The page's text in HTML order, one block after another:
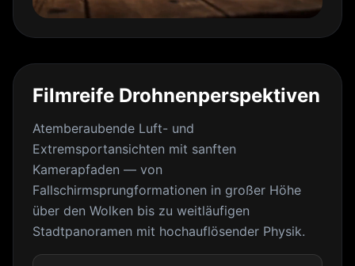
Filmreife Drohnenperspektiven
Atemberaubende Luft- und
Extremsportansichten mit sanften
Kamerapfaden — von
Fallschirmsprungformationen in großer Höhe
über den Wolken bis zu weitläufigen
Stadtpanoramen mit hochauflösender Physik.